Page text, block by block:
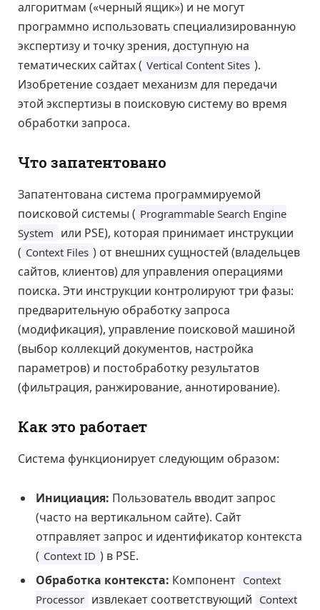
алгоритмам («черный ящик») и не могут
программно использовать специализированную
экспертизу и точку зрения, доступную на
тематических сайтах ( Vertical Content Sites ).
Изобретение создает механизм для передачи
этой экспертизы в поисковую систему во время
обработки запроса.
Что запатентовано
Запатентована система программируемой
поисковой системы ( Programmable Search Engine
System или PSE), которая принимает инструкции
( Context Files ) от внешних сущностей (владельцев
сайтов, клиентов) для управления операциями
поиска. Эти инструкции контролируют три фазы:
предварительную обработку запроса
(модификация), управление поисковой машиной
(выбор коллекций документов, настройка
параметров) и постобработку результатов
(фильтрация, ранжирование, аннотирование).
Как это работает
Система функционирует следующим образом:
Инициация: Пользователь вводит запрос
(часто на вертикальном сайте). Сайт
отправляет запрос и идентификатор контекста
( Context ID ) в PSE.
Обработка контекста: Компонент Context
Processor извлекает соответствующий Context